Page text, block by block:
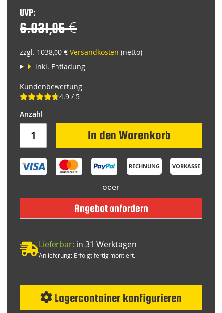
UVP:
6.031,05 €
zzgl. 1038,00 € Versandkosten (netto)
inkl. Entladung
Kundenbewertung
4.9 / 5
In den Warenkorb
RECHNUNG VORKASSE
oder
Angebot anfordern
Lieferbar: in 31 Werktagen
Anlieferung: Erfolgt fertig montiert.
Lagercontainer konfigurieren